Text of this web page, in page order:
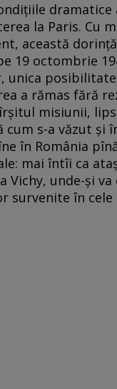
la Paris. Cu
această
19 octombrie
unica
a rămas fără
misiunii,
s-a văzut şi
în România
mai întîi ca
Vichy, unde-şi
survenite în cele